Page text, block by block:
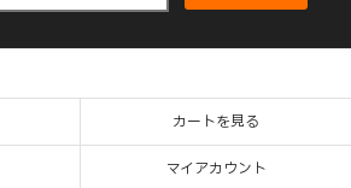
カートを見る
マイアカウント